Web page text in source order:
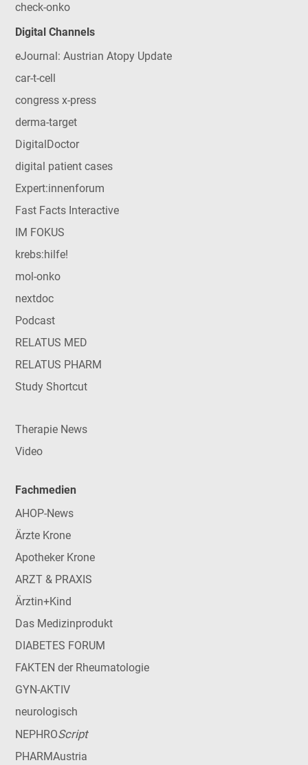
check-onko
Digital Channels
eJournal: Austrian Atopy Update
car-t-cell
congress x-press
derma-target
DigitalDoctor
digital patient cases
Expert:innenforum
Fast Facts Interactive
IM FOKUS
krebs:hilfe!
mol-onko
nextdoc
Podcast
RELATUS MED
RELATUS PHARM
Study Shortcut
Therapie News
Video
Fachmedien
AHOP-News
Ärzte Krone
Apotheker Krone
ARZT & PRAXIS
Ärztin+Kind
Das Medizinprodukt
DIABETES FORUM
FAKTEN der Rheumatologie
GYN-AKTIV
neurologisch
NEPHROScript
PHARMAustria